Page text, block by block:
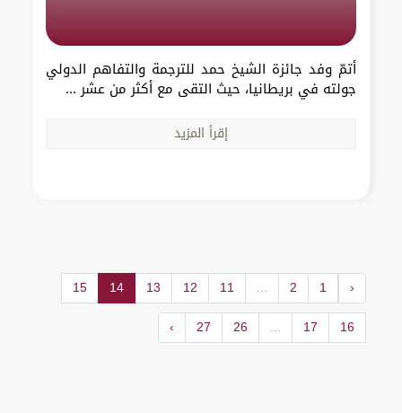
أتمّ وفد جائزة الشيخ حمد للترجمة والتفاهم الدولي
جولته في بريطانيا، حيث التقى مع أكثر من عشر ...
إقرأ المزيد
‹
1
2
...
11
12
13
14
15
16
17
...
26
27
›